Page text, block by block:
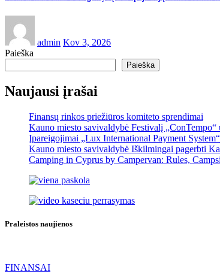
admin Kov 3, 2026
Paieška
Paieška
Naujausi įrašai
Finansų rinkos priežiūros komiteto sprendimai
Kauno miesto savivaldybė Festivalį
Įpareigojimai „Lux International Payment System“
Kauno miesto savivaldybė Iškilmingai pagerbti
Camping in Cyprus by Campervan: Rules,
Praleistos naujienos
FINANSAI